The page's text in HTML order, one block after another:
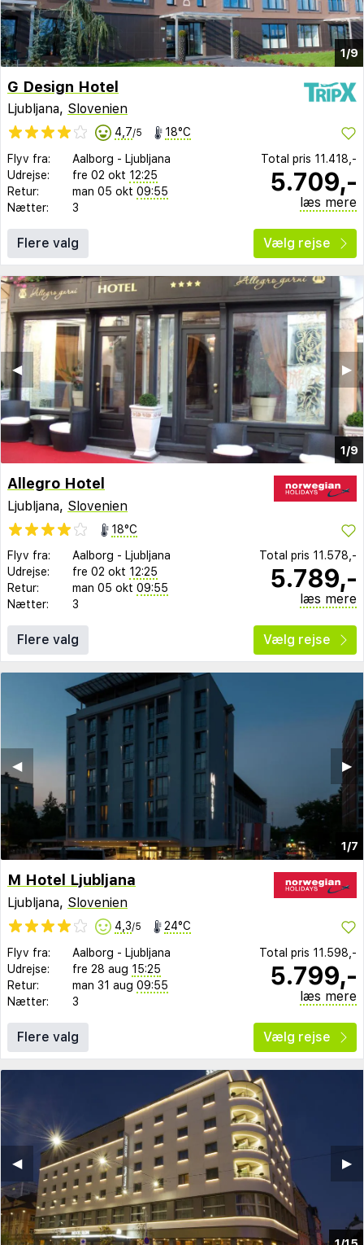
1/9
G Design Hotel
Ljubljana, Slovenien
4,7/5 18°C
Flyv fra: Aalborg - Ljubljana
Udrejse:
fre 02 okt 12:25
Retur:
man 05 okt 09:55
Nætter:
3
Total pris 11.418,-
5.709,-
læs mere
Flere valg Vælg rejse
1/9
▶︎
◀︎
Allegro Hotel
Ljubljana, Slovenien
18°C
Flyv fra:
Aalborg - Ljubljana
Udrejse:
fre 02 okt 12:25
Retur:
man 05 okt 09:55
Nætter:
3
Total pris 11.578,-
5.789,-
læs mere
Flere valg Vælg rejse
1/7
▶︎
◀︎
M Hotel Ljubljana
Ljubljana, Slovenien
4,3/5 24°C
Flyv fra: Aalborg - Ljubljana
Udrejse:
fre 28 aug 15:25
Retur:
man 31 aug 09:55
Nætter:
3
Total pris 11.598,-
5.799,-
læs mere
Flere valg Vælg rejse
▶︎
◀︎